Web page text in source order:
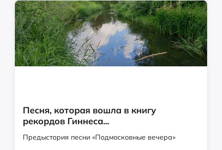
Песня, которая вошла в книгу
рекордов Гиннеса...
Предыстория песни «Подмосковные вечера»